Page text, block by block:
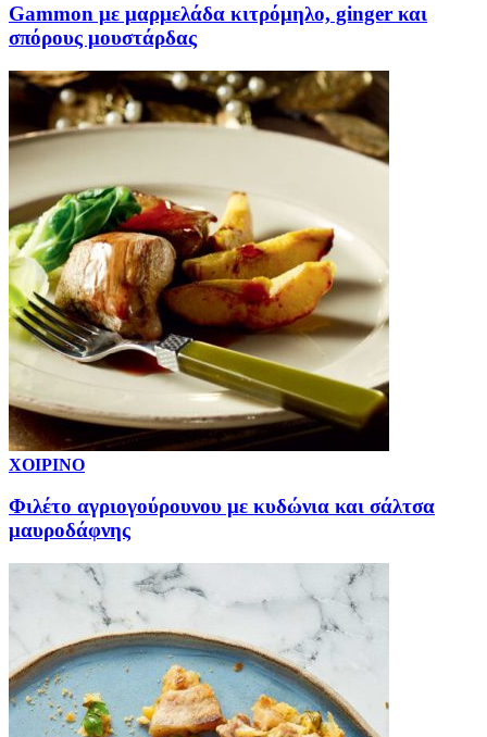
Gammon με μαρμελάδα κιτρόμηλο, ginger και
σπόρους μουστάρδας
ΧΟΙΡΙΝΟ
Φιλέτο αγριογούρουνου με κυδώνια και σάλτσα
μαυροδάφνης